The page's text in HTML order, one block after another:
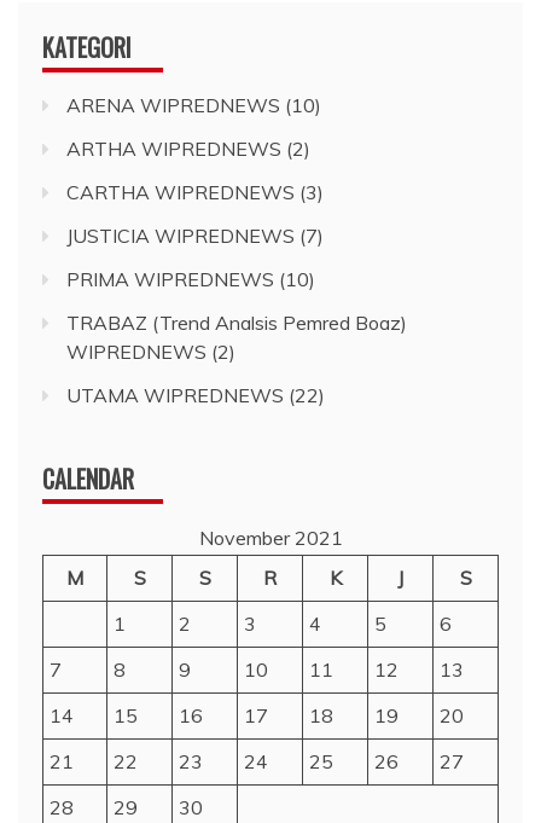
KATEGORI
ARENA WIPREDNEWS (10)
ARTHA WIPREDNEWS (2)
CARTHA WIPREDNEWS (3)
JUSTICIA WIPREDNEWS (7)
PRIMA WIPREDNEWS (10)
TRABAZ (Trend Analsis Pemred Boaz)
WIPREDNEWS (2)
UTAMA WIPREDNEWS (22)
CALENDAR
November 2021
M
S S R K J
S
1
2 3 4 5
6
7
8 9 10 11 12
13
14
15 16 17 18 19
20
21
22 23 24 25 26
27
28
29 30